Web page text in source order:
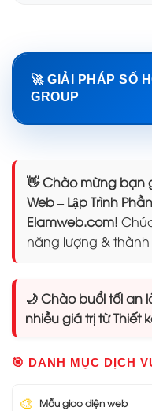
🚀 GIẢI PHÁP SỐ
GROUP
👋 Chào mừng bạn
Web – Lập Trình
Elamweb.com!
năng lượng &
🌙 Chào buổi tối an
nhiều giá trị từ Thiết
🎯 DANH MỤC DỊCH
🎨 Mẫu giao diện web